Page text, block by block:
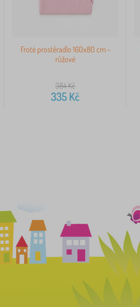
Froté prostěradlo 160x80 cm -
růžové
384Kč
335Kč